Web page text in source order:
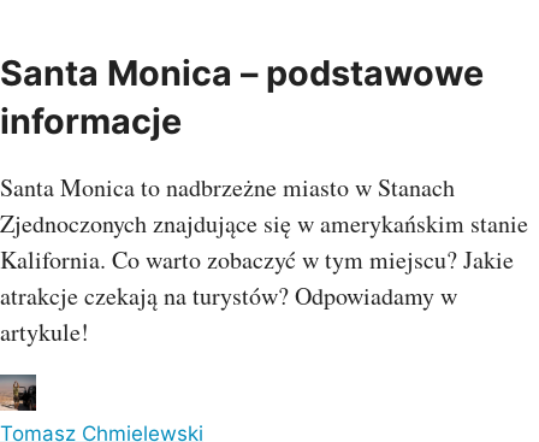
Santa Monica – podstawowe
informacje
Santa Monica to nadbrzeżne miasto w Stanach
Zjednoczonych znajdujące się w amerykańskim stanie
Kalifornia. Co warto zobaczyć w tym miejscu? Jakie
atrakcje czekają na turystów? Odpowiadamy w
artykule!
Tomasz Chmielewski